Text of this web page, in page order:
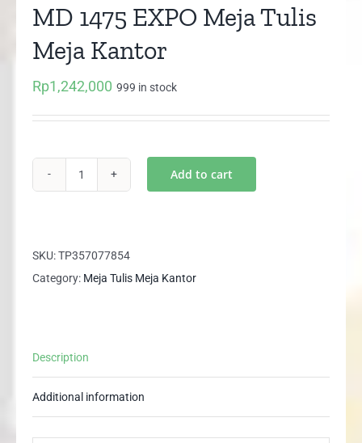
MD 1475 EXPO Meja Tulis
Meja Kantor
Rp1,242,000 999 in stock
Meja
Tulis
Add to cart
SKU:TP357077854
Category: Meja Tulis Meja Kantor
Description
Additional information